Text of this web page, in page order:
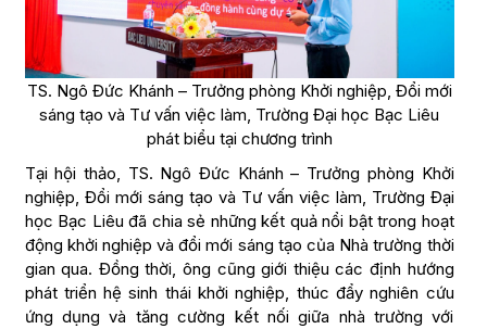
TS. Ngô Đức Khánh – Trưởng phòng Khởi nghiệp, Đổi mới
sáng tạo và Tư vấn việc làm, Trường Đại học Bạc Liêu
phát biểu tại chương trình
Tại hội thảo, TS. Ngô Đức Khánh – Trưởng phòng Khởi
nghiệp, Đổi mới sáng tạo và Tư vấn việc làm, Trường Đại
học Bạc Liêu đã chia sẻ những kết quả nổi bật trong hoạt
động khởi nghiệp và đổi mới sáng tạo của Nhà trường thời
gian qua. Đồng thời, ông cũng giới thiệu các định hướng
phát triển hệ sinh thái khởi nghiệp, thúc đẩy nghiên cứu
ứng dụng và tăng cường kết nối giữa nhà trường với